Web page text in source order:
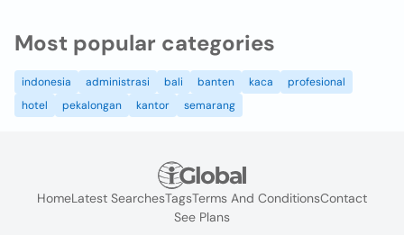
Most popular categories
indonesia administrasi bali banten kaca
profesional
hotel
pekalongan kantor semarang
HomeLatest SearchesTagsTerms And ConditionsContact
See Plans